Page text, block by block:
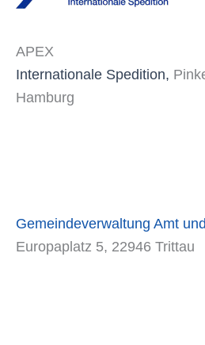
APEX
Internationale Spedition,
Hamburg
Gemeindeverwaltung Amt
Europaplatz 5, 22946 Trittau